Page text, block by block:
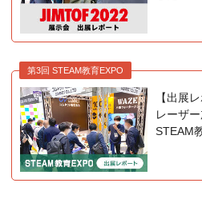
第3回 STEAM教育EXPO
【出展
レーザ
STEAM